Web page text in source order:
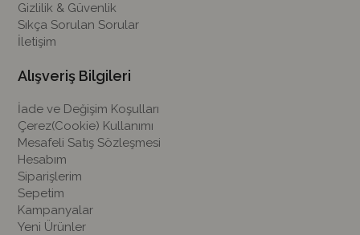
Gizlilik & Güvenlik
Sıkça Sorulan Sorular
İletişim
Alışveriş Bilgileri
İade ve Değişim Koşulları
Çerez(Cookie) Kullanımı
Mesafeli Satış Sözleşmesi
Hesabım
Siparişlerim
Sepetim
Kampanyalar
Yeni Ürünler